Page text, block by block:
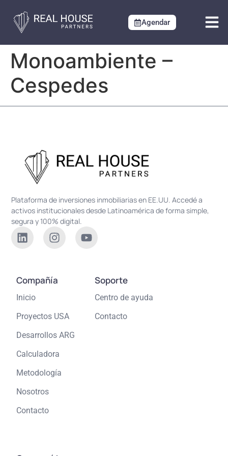
Agendar
Monoambiente –
Cespedes
Plataforma de inversiones inmobiliarias en EE.UU. Accedé a
activos institucionales desde Latinoamérica de forma simple,
segura y 100% digital.
Compañía
Inicio
Proyectos USA
Desarrollos ARG
Calculadora
Metodología
Nosotros
Contacto
Soporte
Centro de ayuda
Contacto